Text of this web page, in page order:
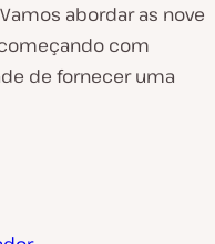
Vamos abordar as nove
com
de fornecer uma